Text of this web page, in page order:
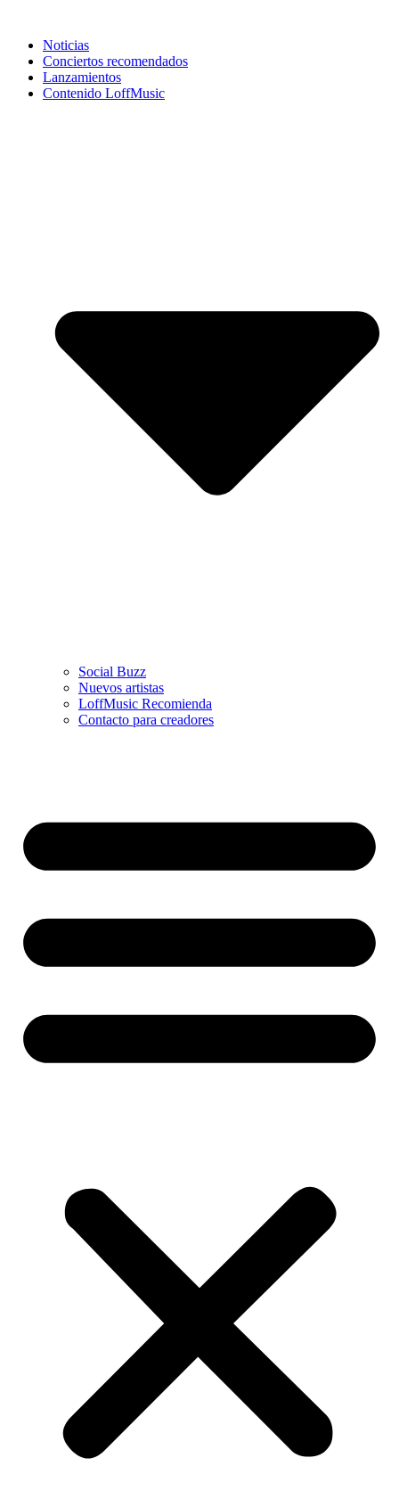
Noticias
Conciertos recomendados
Lanzamientos
Contenido LoffMusic
Social Buzz
Nuevos artistas
LoffMusic Recomienda
Contacto para creadores